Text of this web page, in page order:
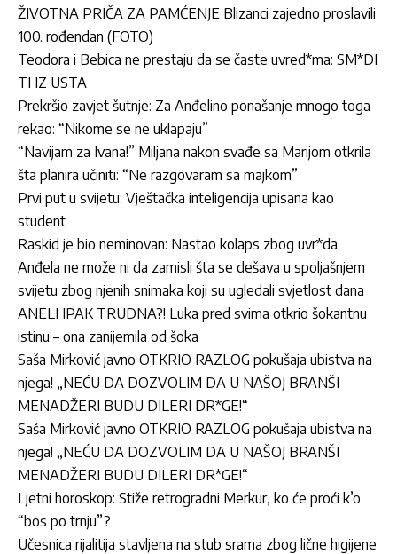
ŽIVOTNA PRIČA ZA PAMĆENJE Blizanci zajedno proslavili
100. rođendan (FOTO)
Teodora i Bebica ne prestaju da se časte uvred*ma: SM*DI
TI IZ USTA
Prekršio zavjet šutnje: Za Anđelino ponašanje mnogo toga
rekao: “Nikome se ne uklapaju”
“Navijam za Ivana!” Miljana nakon svađe sa Marijom otkrila
šta planira učiniti: “Ne razgovaram sa majkom”
Prvi put u svijetu: Vještačka inteligencija upisana kao
student
Raskid je bio neminovan: Nastao kolaps zbog uvr*da
Anđela ne može ni da zamisli šta se dešava u spoljašnjem
svijetu zbog njenih snimaka koji su ugledali svjetlost dana
ANELI IPAK TRUDNA?! Luka pred svima otkrio šokantnu
istinu – ona zanijemila od šoka
Saša Mirković javno OTKRIO RAZLOG pokušaja ubistva na
njega! „NEĆU DA DOZVOLIM DA U NAŠOJ BRANŠI
MENADŽERI BUDU DILERI DR*GE!“
Saša Mirković javno OTKRIO RAZLOG pokušaja ubistva na
njega! „NEĆU DA DOZVOLIM DA U NAŠOJ BRANŠI
MENADŽERI BUDU DILERI DR*GE!“
Ljetni horoskop: Stiže retrogradni Merkur, ko će proći k’o
“bos po trnju”?
Učesnica rijalitija stavljena na stub srama zbog lične higijene